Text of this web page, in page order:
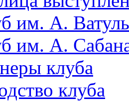
им. А.
им. А.
клуба
клуба